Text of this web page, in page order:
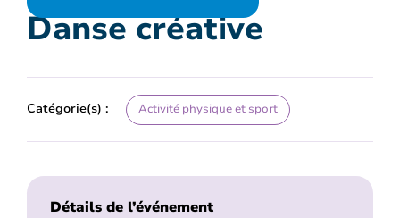
Danse créative
Catégorie(s) : Activité physique et sport
Détails de l’événement